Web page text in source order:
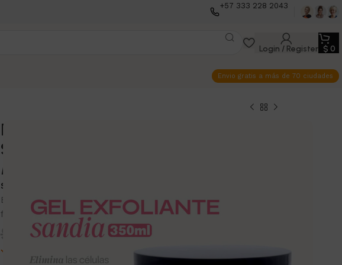
+57 333 228 2043
Login / Register $ 0
Envio gratis a más de 70 ciudades
EXFOLIANTE CORPORAL
SANDIA VIVE BEAUTY X 350
ML
SKU:
Exfoliante Corporal Sandía Vive Beauty 350 ml. Piel suave y
fresca con aroma dulce y revitalizante.
33.000 $29.000